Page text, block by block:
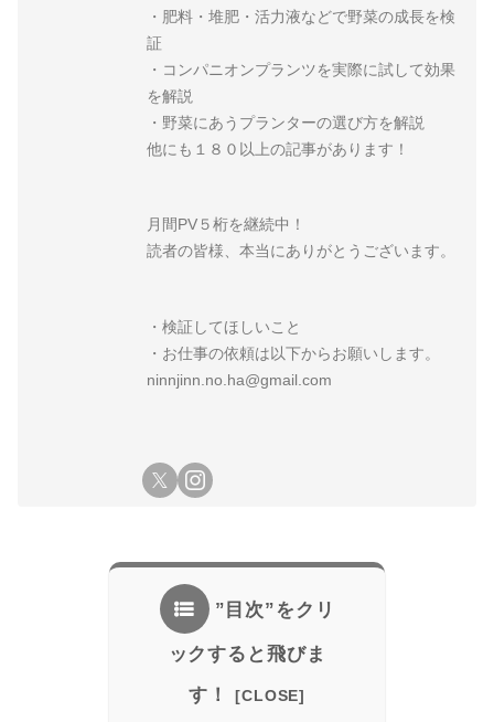
・肥料・堆肥・活力液などで野菜の成長を検
証
・コンパニオンプランツを実際に試して効果
を解説
・野菜にあうプランターの選び方を解説
他にも１８０以上の記事があります！
月間PV５桁を継続中！
読者の皆様、本当にありがとうございます。
・検証してほしいこと
・お仕事の依頼は以下からお願いします。
ninnjinn.no.ha@gmail.com
”目次”をクリ
ックすると飛びま
す！